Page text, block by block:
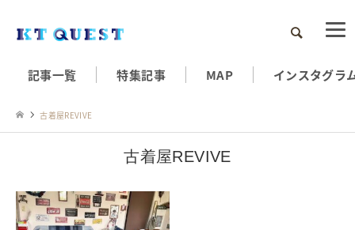
検索
記事一覧 特集記事 MAP インスタグラ
古着屋REVIVE
古着屋REVIVE